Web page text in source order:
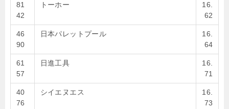
81
42
トーホー
16.
62
46
90
日本パレットプール
16.
64
61
57
日進工具
16.
71
40
76
シイエヌエス
16.
73